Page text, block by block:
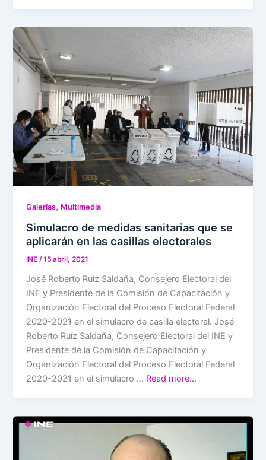
Galerías, Multimedia
Simulacro de medidas sanitarias que se
aplicarán en las casillas electorales
INE /15 abril, 2021
José Roberto Ruíz Saldaña, Consejero Electoral del
INE y Presidente de la Comisión de Capacitación y
Organización Electoral del Proceso Electoral Federal
2020-2021 en el simulacro de casilla electoral. José
Roberto Ruíz Saldaña, Consejero Electoral del INE y
Presidente de la Comisión de Capacitación y
Organización Electoral del Proceso Electoral Federal
2020-2021 en el simulacro … Read more…